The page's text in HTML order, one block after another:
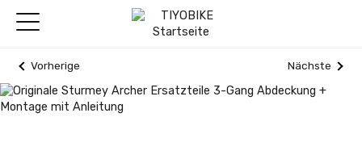
Vorherige Nächste